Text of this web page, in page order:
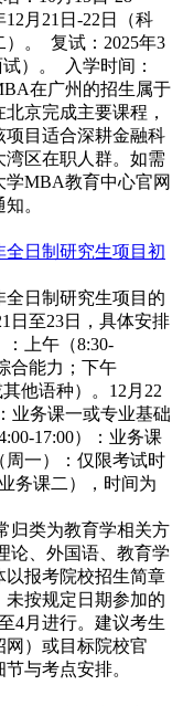
月21日-22日（科
）。 复试：2025年3
）。 入学时间：
在广州的招生属于
京完成主要课程，
项目适合深耕金融科
湾区在职人群。如需
MBA教育中心官网
。
全日制研究生项目初
全日制研究生项目的
日至23日‌，具体安排
上午（8:30-
合能力； 下午
他语种）。 12月22
业务课一或专业基础
17:00）：业务课
周一）‌： 仅限考试时
务课二），时间为
归类为教育学相关方
论、外国语、教育学
以报考院校招生简章
按规定日期参加的
4月进行。 建议考生
）或目标院校官
与考点安排。